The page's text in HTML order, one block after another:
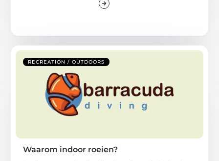
RECREATION / OUTDOORS
Waarom indoor roeien?